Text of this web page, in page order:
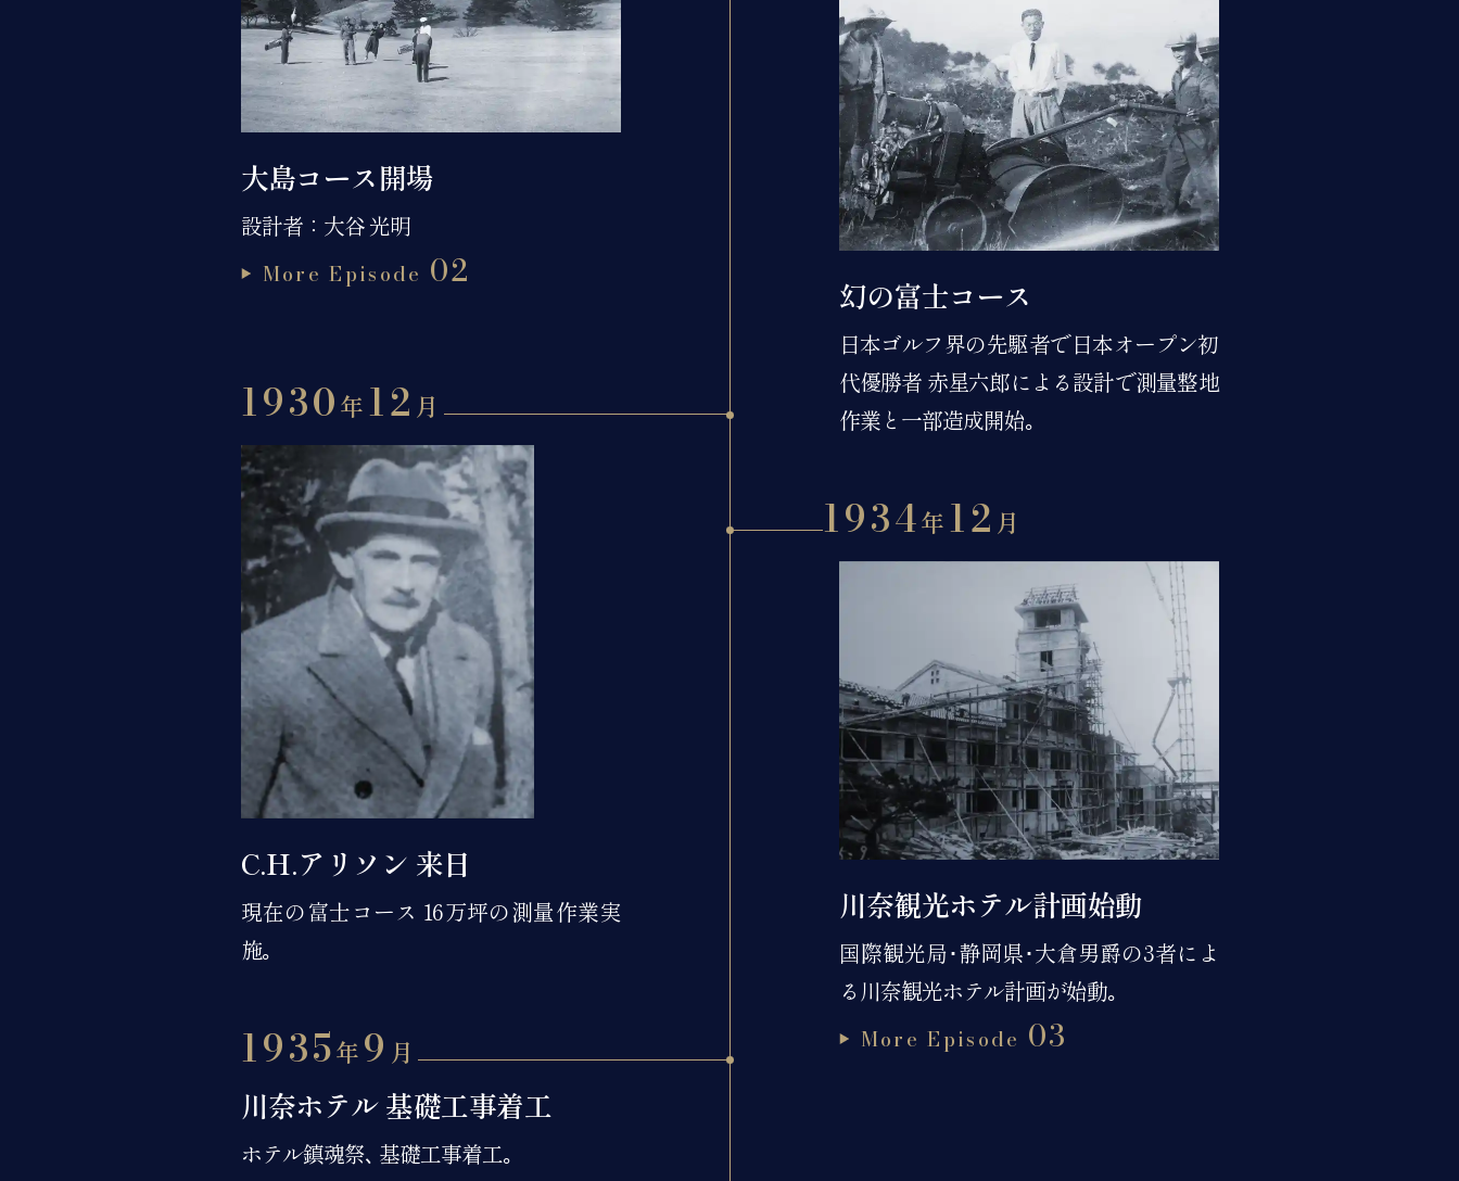
大島コース開場
設計者：大谷 光明
More Episode 02
幻の富士コース
日本ゴルフ界の先駆者で日本オープン初
代優勝者 赤星六郎による設計で測量整地
作業と一部造成開始｡
1930年12 月
C.H.アリソン 来日
現在の富士コース 16万坪の測量作業実
施｡
1934年12 月
川奈観光ホテル計画始動
国際観光局･静岡県･大倉男爵の3者によ
る川奈観光ホテル計画が始動｡
More Episode 03
1935年9 月
川奈ホテル 基礎工事着工
ホテル鎮魂祭､ 基礎工事着工｡